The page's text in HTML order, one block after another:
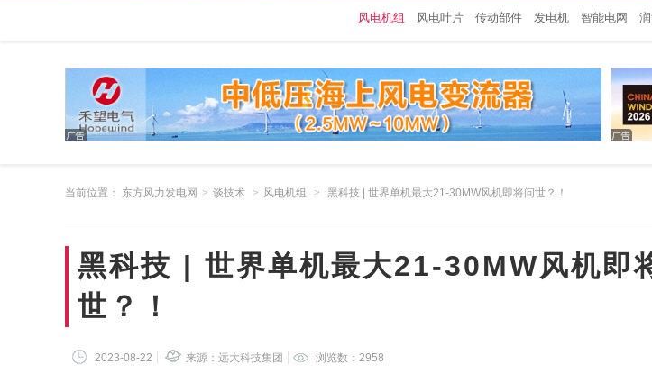
风电机组 风电叶片 传动部件 发电机 智能电网
当前位置： 东方风力发电网 > 谈技术 > 风电机组 > 黑科技 | 世界单机最大21-30MW风机即将问世？！
黑科技 | 世界单机最大21-30MW风机即
世？！
2023-08-22 来源：远大科技集团 浏览数： 2958